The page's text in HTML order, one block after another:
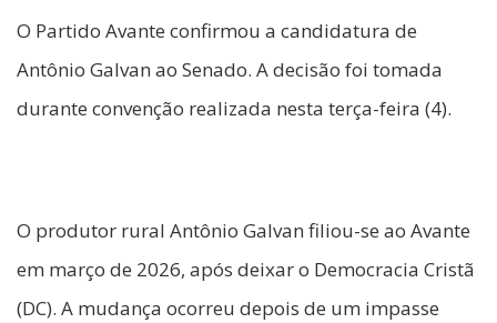
O Partido Avante confirmou a candidatura de
Antônio Galvan ao Senado. A decisão foi tomada
durante convenção realizada nesta terça-feira (4).
O produtor rural Antônio Galvan filiou-se ao Avante
em março de 2026, após deixar o Democracia Cristã
(DC). A mudança ocorreu depois de um impasse